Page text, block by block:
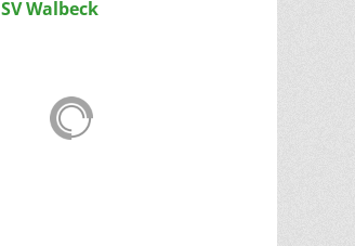
SV Walbeck